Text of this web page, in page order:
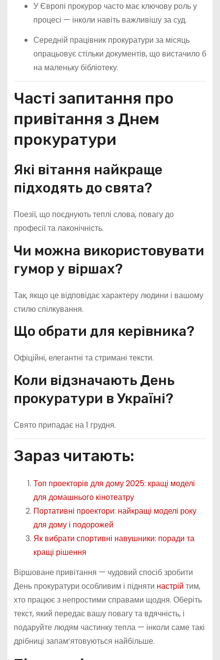
У Європі прокурор часто має ключову роль у
процесі — інколи навіть важливішу за суд.
Середній працівник прокуратури за місяць
опрацьовує стільки документів, що вистачило б
на маленьку бібліотеку.
Часті запитання про
привітання з Днем
прокуратури
Які вітання найкраще
підходять до свята?
Поезії, що поєднують теплі слова, повагу до
професії та лаконічність.
Чи можна використовувати
гумор у віршах?
Так, якщо це відповідає характеру людини і вашому
стилю спілкування.
Що обрати для керівника?
Офіційні, елегантні та стримані тексти.
Коли відзначають День
прокуратури в Україні?
Свято припадає на 1 грудня.
Зараз читають:
Топ проекторів для дому 2025: кращі моделі
для домашнього кінотеатру
Портативні проектори: найкращі моделі року
для дому і подорожей
Як вибрати спортивні навушники: поради та
кращі рішення
Віршоване привітання — чудовий спосіб зробити
День прокуратури особливим і підняти настрій тим,
хто працює з непростими справами щодня. Оберіть
текст, який передає вашу повагу та вдячність, і
подаруйте людям частинку тепла — інколи саме такі
дрібниці запам’ятовуються найбільше.